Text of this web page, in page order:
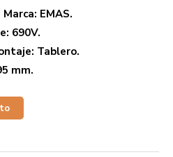
EMAS.
690V.
Tablero.
mm.